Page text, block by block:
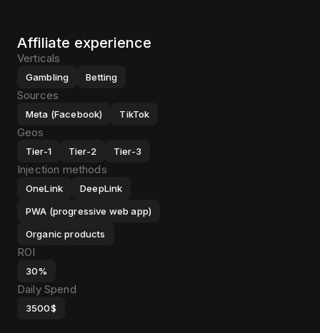
Affiliate experience
Verticals
Gambling Betting
Sources
Meta (Facebook) TikTok
Geos
Tier-1 Tier-2 Tier-3
Injection methods
OneLink
DeepLink
PWA (progressive web app)
Organic products
ROI
30%
Daily Spend
3500$